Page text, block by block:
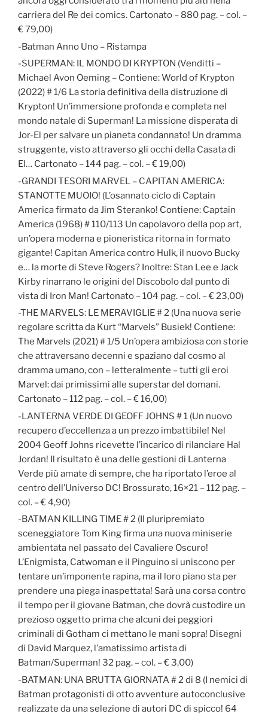
carriera del Re dei comics. Cartonato – 880 pag. – col. –
€ 79,00)
-Batman Anno Uno – Ristampa
-SUPERMAN: IL MONDO DI KRYPTON (Venditti –
Michael Avon Oeming – Contiene: World of Krypton
(2022) # 1/6 La storia definitiva della distruzione di
Krypton! Un’immersione profonda e completa nel
mondo natale di Superman! La missione disperata di
Jor-El per salvare un pianeta condannato! Un dramma
struggente, visto attraverso gli occhi della Casata di
El… Cartonato – 144 pag. – col. – € 19,00)
-GRANDI TESORI MARVEL – CAPITAN AMERICA:
STANOTTE MUOIO! (L’osannato ciclo di Captain
America firmato da Jim Steranko! Contiene: Captain
America (1968) # 110/113 Un capolavoro della pop art,
un’opera moderna e pioneristica ritorna in formato
gigante! Capitan America contro Hulk, il nuovo Bucky
e… la morte di Steve Rogers? Inoltre: Stan Lee e Jack
Kirby rinarrano le origini del Discobolo dal punto di
vista di Iron Man! Cartonato – 104 pag. – col. – € 23,00)
-THE MARVELS: LE MERAVIGLIE # 2 (Una nuova serie
regolare scritta da Kurt “Marvels” Busiek! Contiene:
The Marvels (2021) # 1/5 Un’opera ambiziosa con storie
che attraversano decenni e spaziano dal cosmo al
dramma umano, con – letteralmente – tutti gli eroi
Marvel: dai primissimi alle superstar del domani.
Cartonato – 112 pag. – col. – € 16,00)
-LANTERNA VERDE DI GEOFF JOHNS # 1 (Un nuovo
recupero d’eccellenza a un prezzo imbattibile! Nel
2004 Geoff Johns ricevette l’incarico di rilanciare Hal
Jordan! Il risultato è una delle gestioni di Lanterna
Verde più amate di sempre, che ha riportato l’eroe al
centro dell’Universo DC! Brossurato, 16×21 – 112 pag. –
col. – € 4,90)
-BATMAN KILLING TIME # 2 (Il pluripremiato
sceneggiatore Tom King firma una nuova miniserie
ambientata nel passato del Cavaliere Oscuro!
L’Enigmista, Catwoman e il Pinguino si uniscono per
tentare un’imponente rapina, ma il loro piano sta per
prendere una piega inaspettata! Sarà una corsa contro
il tempo per il giovane Batman, che dovrà custodire un
prezioso oggetto prima che alcuni dei peggiori
criminali di Gotham ci mettano le mani sopra! Disegni
di David Marquez, l’amatissimo artista di
Batman/Superman! 32 pag. – col. – € 3,00)
-BATMAN: UNA BRUTTA GIORNATA # 2 di 8 (I nemici di
Batman protagonisti di otto avventure autoconclusive
realizzate da una selezione di autori DC di spicco! 64